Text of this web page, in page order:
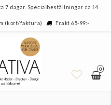
7 dagar. Specialbeställningar ca 14
(kort/faktura)
Frakt 65-99:-
0